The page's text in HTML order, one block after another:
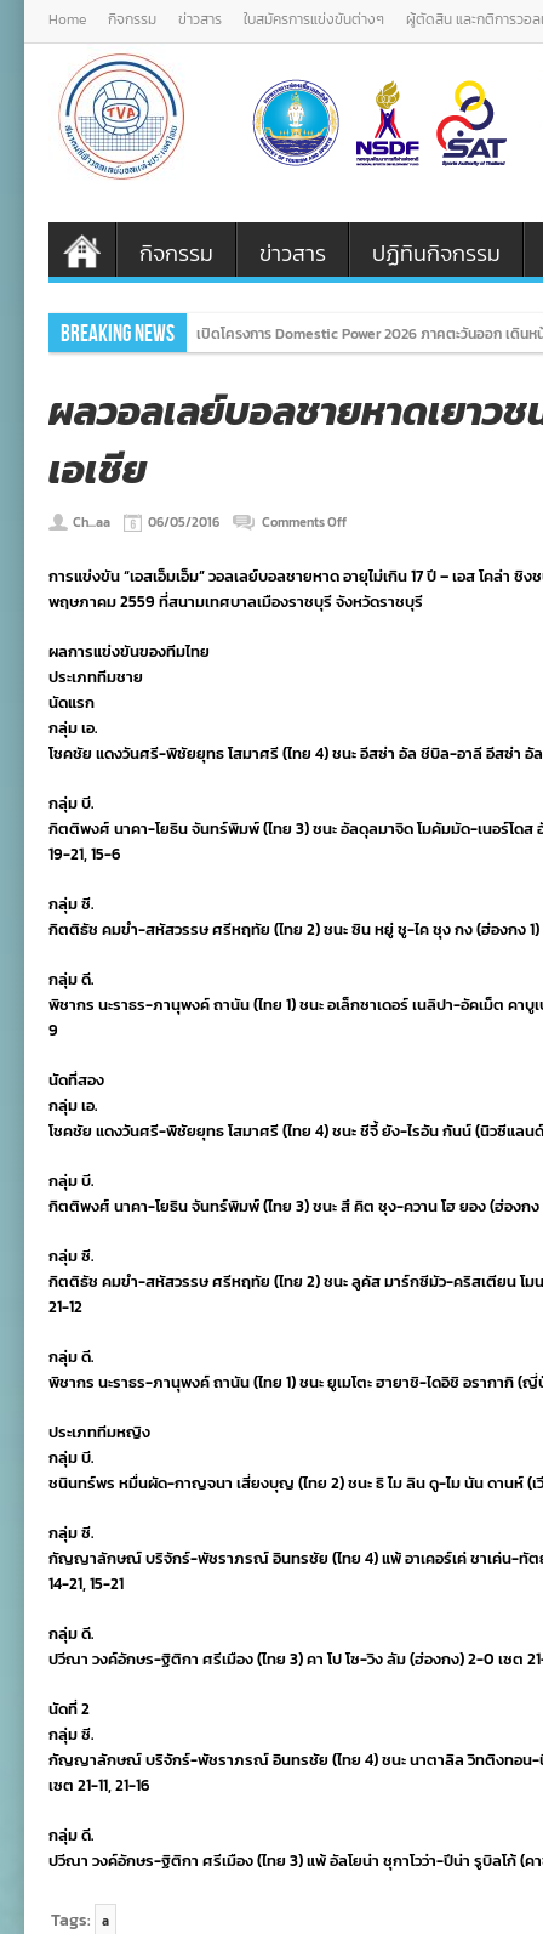
Home กิจกรรม ข่าวสาร ใบสมัครการแข่งขันต่างๆ ผู้ตัดสิน และกติการวอ
กิจกรรม ข่าวสาร ปฏิทินกิจกรรม
Breaking News เปิดโครงการ Domestic Power 2026 ภาคตะวันออก เดิน
ผลวอลเลย์บอลชายหาดเยาว
เอเชีย
Ch...aa 06/05/2016 Comments Offon
ชายหาด
เยาวชน
การแข่งขัน “เอสเอ็มเอ็ม” วอลเลย์บอลชายหาด อายุไม่เกิน 17 ปี – เอส โคล่า ชิง
พฤษภาคม 2559 ที่สนามเทศบาลเมืองราชบุรี จังหวัดราชบุรี
ผลการแข่งขันของทีมไทย
ประเภททีมชาย
นัดแรก
กลุ่ม เอ.
โชคชัย แดงวันศรี-พิชัยยุทธ โสมาศรี (ไทย 4) ชนะ อีสซ่า อัล ชีบิล-อาลี อีสซ่า อั
กลุ่ม บี.
กิตติพงศ์ นาคา-โยธิน จันทร์พิมพ์ (ไทย 3) ชนะ อัลดุลมาจิด โมคัมมัด-เนอร์โดส
19-21, 15-6
กลุ่ม ซี.
กิตติธัช คมขำ-สหัสวรรษ ศรีหฤทัย (ไทย 2) ชนะ ซิน หยู่ ชู-ไค ชุง กง (ฮ่องกง 1)
กลุ่ม ดี.
พิชากร นะราธร-ภานุพงค์ ถานัน (ไทย 1) ชนะ อเล็กซาเดอร์ เนลิปา-อัคเม็ต คา
9
นัดที่สอง
กลุ่ม เอ.
โชคชัย แดงวันศรี-พิชัยยุทธ โสมาศรี (ไทย 4) ชนะ ชีจี้ ยัง-ไรอัน กันน์ (นิวซีแลนด์
กลุ่ม บี.
กิตติพงศ์ นาคา-โยธิน จันทร์พิมพ์ (ไทย 3) ชนะ สึ คิต ชุง-ควาน โฮ ยอง (ฮ่องกง
กลุ่ม ซี.
กิตติธัช คมขำ-สหัสวรรษ ศรีหฤทัย (ไทย 2) ชนะ ลูคัส มาร์กซีมัว-คริสเตียน โมน
21-12
กลุ่ม ดี.
พิชากร นะราธร-ภานุพงค์ ถานัน (ไทย 1) ชนะ ยูเมโตะ ฮายาชิ-ไดอิชิ อรากากิ (
ประเภททีมหญิง
กลุ่ม บี.
ชนินทร์พร หมื่นผัด-กาญจนา เสี่ยงบุญ (ไทย 2) ชนะ ธิ ไม ลิน ดู-ไม นัน ดานห์ (เวีย
กลุ่ม ซี.
กัญญาลักษณ์ บริจักร์-พัชราภรณ์ อินทรชัย (ไทย 4) แพ้ อาเคอร์เค่ ชาเค่น-ทัต
14-21, 15-21
กลุ่ม ดี.
ปวีณา วงค์อักษร-ฐิติกา ศรีเมือง (ไทย 3) คา โป โซ-วิง ลัม (ฮ่องกง) 2-0 เซต
นัดที่ 2
กลุ่ม ซี.
กัญญาลักษณ์ บริจักร์-พัชราภรณ์ อินทรชัย (ไทย 4) ชนะ นาตาลิล วิทติงทอน-นิ
เซต 21-11, 21-16
กลุ่ม ดี.
ปวีณา วงค์อักษร-ฐิติกา ศรีเมือง (ไทย 3) แพ้ อัลโยน่า ชุกาโวว่า-ปีน่า รูบิลโก้ (คา
Tags: a